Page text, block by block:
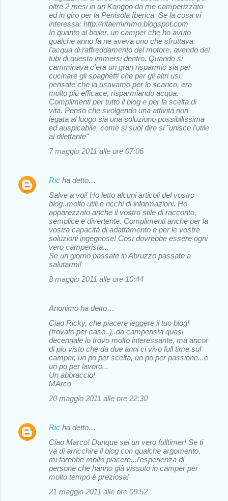
oltre 2 mesi in un Kangoo da me camperizzato
ed in giro per la Penisola Iberica. Se la cosa vi
interessa: http://ritaemimmo.blogspot.com
In quanto al boiler, un camper che ho avuto
qualche anno fa ne aveva uno che sfruttava
l'acqua di raffreddamento del motore, avendo dei
tubi di questa immersi dentro. Quando si
camminava c'era un gran risparmio sia per
cucinare gli spaghetti che per gli altri usi,
pensate che la usavamo per lo scarico, era
molto più efficace, risparmiando acqua.
Complimenti per tutto il blog e per la scelta di
vita. Penso che svolgendo una attività non
legata al luogo sia una soluziono possibilissima
ed auspicabile, come si suol dire si "unisce l'utile
al dilettante"
7 maggio 2011 alle ore 07:06
Ric ha detto…
Salve a voi! Ho letto alcuni articoli del vostro
blog..molto utili e ricchi di informazioni. Ho
apparezzato anche il vostro stile di racconto,
semplice e divertente. Complimenti anche per la
vostra capacità di adattamento e per le vostre
soluzioni ingegnose! Così dovrebbe essere ogni
vero camperista...
Se un giorno passate in Abruzzo passate a
salutarmi!
8 maggio 2011 alle ore 10:44
Anonimo ha detto…
Ciao Ricky, che piacere leggere il tuo blog!
(trovato per caso..)..da camperista quasi
decennale lo trovo molto interessante, ma ancor
di piu visto che da due anni ci vivo full time sul
camper, un po per scelta, un po per passione...e
un po per lavoro...
Un abbraccio!
MArco
20 maggio 2011 alle ore 22:30
Ric ha detto…
Ciao Marco! Dunque sei un vero fulltimer! Se ti
va di arricchire il blog con qualche argomento,
mi farebbe molto piacere...l'esperienza di
persone che hanno già vissuto in camper per
molto tempo è preziosa!
21 maggio 2011 alle ore 09:52